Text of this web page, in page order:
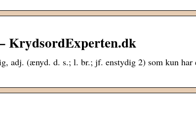
KrydsordExperten.dk
adj. (ænyd. d. s.; l. br.; jf. enstydig 2) som kun har